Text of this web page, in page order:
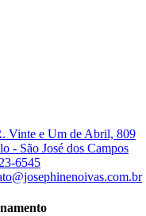
Vinte e Um de Abril, 809
- São José dos Campos
6545